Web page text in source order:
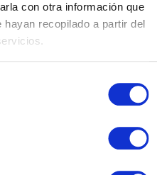
con otra información que
hayan recopilado a partir del
Skalierbarkeit und